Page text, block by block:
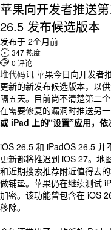
苹果向开发者推送
26.5 发布候选版本
发布于 2个月前
 347 热度
 0 评论
堆代码讯 苹果今日向开发者
更新的新发布候选版本，以
隔五天。目前尚不清楚第二
在需要修复的漏洞时推送另一
或 iPad 上的“设置”应用，依
iOS 26.5 和 iPadOS 26.5 并
更新都将推迟到 iOS 27。地
和近期搜索推荐附近值得去
做铺垫。苹果仍在继续测试
加密。该功能曾包含在 iOS
移除。